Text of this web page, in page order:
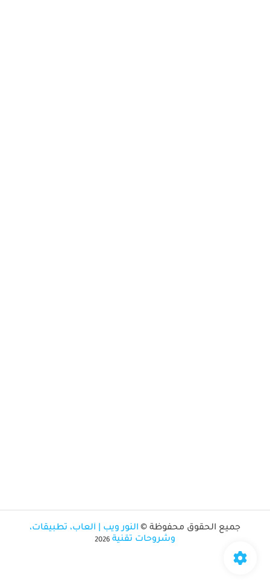
جميع الحقوق محفوظة © النور ويب | ألعاب، تطبيقات،
وشروحات تقنية